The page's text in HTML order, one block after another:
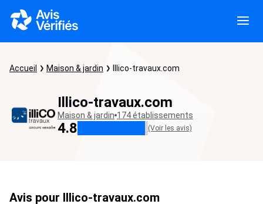
Accueil Maison & jardin Illico-travaux.com
Illico-travaux.com
Maison & jardin 174 établissements
4.8 (Voir les avis)
Avis pour Illico-travaux.com